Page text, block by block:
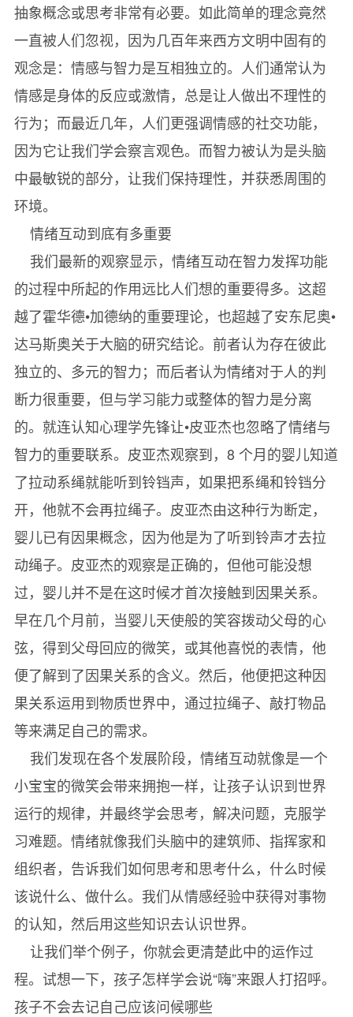
抽象概念或思考非常有必要。如此简单的理念竟然
一直被人们忽视，因为几百年来西方文明中固有的
观念是：情感与智力是互相独立的。人们通常认为
情感是身体的反应或激情，总是让人做出不理性的
行为；而最近几年，人们更强调情感的社交功能，
因为它让我们学会察言观色。而智力被认为是头脑
中最敏锐的部分，让我们保持理性，并获悉周围的
环境。
情绪互动到底有多重要
我们最新的观察显示，情绪互动在智力发挥功能
的过程中所起的作用远比人们想的重要得多。这超
越了霍华德•加德纳的重要理论，也超越了安东尼奥•
达马斯奥关于大脑的研究结论。前者认为存在彼此
独立的、多元的智力；而后者认为情绪对于人的判
断力很重要，但与学习能力或整体的智力是分离
的。就连认知心理学先锋让•皮亚杰也忽略了情绪与
智力的重要联系。皮亚杰观察到，8 个月的婴儿知道
了拉动系绳就能听到铃铛声，如果把系绳和铃铛分
开，他就不会再拉绳子。皮亚杰由这种行为断定，
婴儿已有因果概念，因为他是为了听到铃声才去拉
动绳子。皮亚杰的观察是正确的，但他可能没想
过，婴儿并不是在这时候才首次接触到因果关系。
早在几个月前，当婴儿天使般的笑容拨动父母的心
弦，得到父母回应的微笑，或其他喜悦的表情，他
便了解到了因果关系的含义。然后，他便把这种因
果关系运用到物质世界中，通过拉绳子、敲打物品
等来满足自己的需求。
我们发现在各个发展阶段，情绪互动就像是一个
小宝宝的微笑会带来拥抱一样，让孩子认识到世界
运行的规律，并最终学会思考，解决问题，克服学
习难题。情绪就像我们头脑中的建筑师、指挥家和
组织者，告诉我们如何思考和思考什么，什么时候
该说什么、做什么。我们从情感经验中获得对事物
的认知，然后用这些知识去认识世界。
让我们举个例子，你就会更清楚此中的运作过
程。试想一下，孩子怎样学会说“嗨”来跟人打招呼。
孩子不会去记自己应该问候哪些